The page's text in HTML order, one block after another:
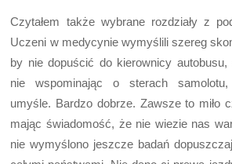
Czytałem także wybrane rozdziały z
Uczeni w medycynie wymyślili szereg
by nie dopuścić do kierownicy
nie wspominając o sterach
umyśle. Bardzo dobrze. Zawsze to miło
mając świadomość, że nie wiezie nas
nie wymyślono jeszcze badań